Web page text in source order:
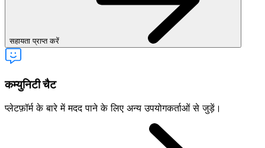
सहायता प्राप्त करें
कम्युनिटी चैट
प्लेटफ़ॉर्म के बारे में मदद पाने के लिए अन्य उपयोगकर्ताओं से जुड़ें।